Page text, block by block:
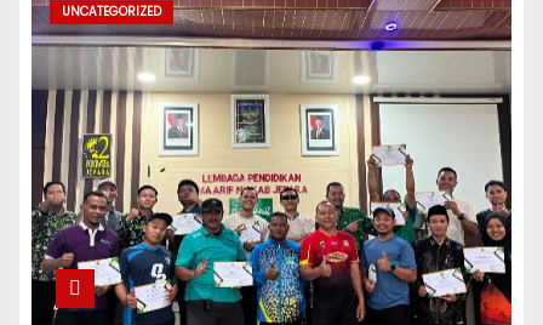
UNCATEGORIZED